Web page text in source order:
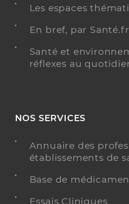
Les espaces
En bref, par Santé.fr
Santé et
réflexes au
NOS SERVICES
Annuaire des
établissements de
Base de
Essais Cliniques